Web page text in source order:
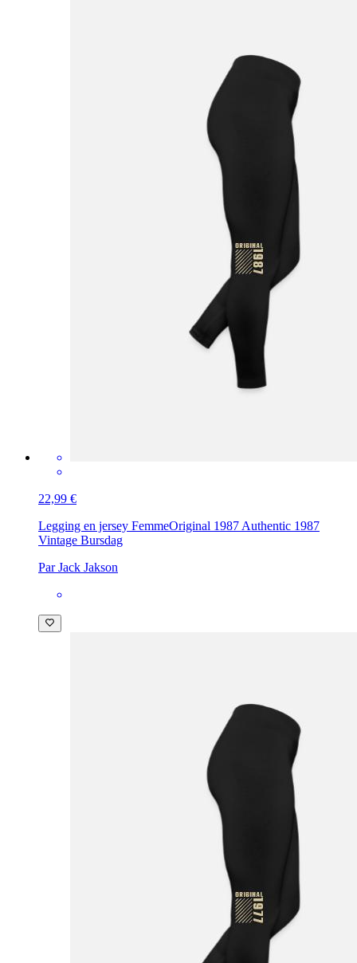
22,99 €
Legging en jersey FemmeOriginal 1987 Authentic 1987
Vintage Bursdag
Par Jack Jakson